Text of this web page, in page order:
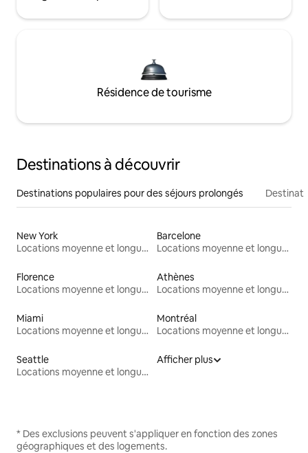
Résidence de tourisme
Destinations à découvrir
Destinations populaires pour des séjours prolongés
New York
Locations moyenne et longue durée
Barcelone
Locations moyenne et longue durée
Florence
Locations moyenne et longue durée
Athènes
Locations moyenne et longue durée
Miami
Locations moyenne et longue durée
Montréal
Locations moyenne et longue durée
Seattle
Locations moyenne et longue durée
Afficher plus
* Des exclusions peuvent s'appliquer en fonction des zones
géographiques et des logements.